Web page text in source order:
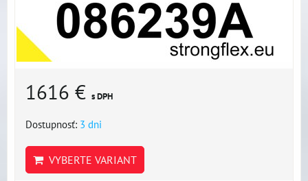
1616 € s DPH
Dostupnosť: 3 dni
VYBERTE VARIANT